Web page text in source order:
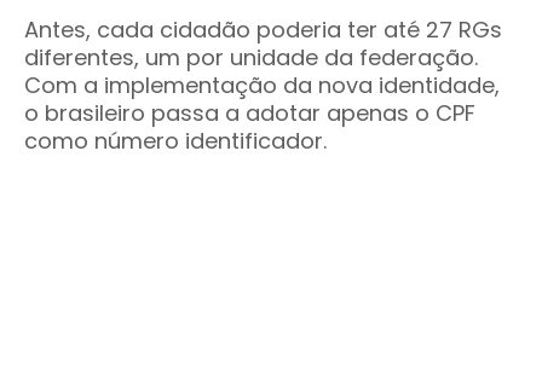
Antes, cada cidadão poderia ter até 27 RGs
diferentes, um por unidade da federação.
Com a implementação da nova identidade,
o brasileiro passa a adotar apenas o CPF
como número identificador.